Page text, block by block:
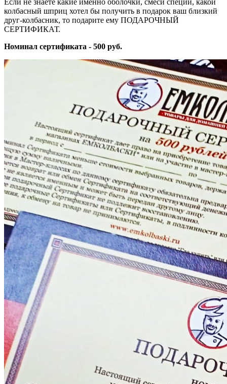
колбасный шприц хотел бы получить в подарок ваш близкий
друг-колбасник, то подарите ему ПОДАРОЧНЫЙ
СЕРТИФИКАТ.
Номинал сертификата - 500 руб.